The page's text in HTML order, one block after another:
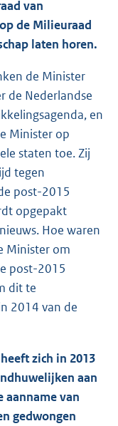
van
de Milieuraad
laten horen.
de Minister
de Nederlandse
agenda, en
Minister op
staten toe. Zij
tegen
post-2015
opgepakt
Hoe waren
Minister om
post-2015
dit te
2014 van de
zich in 2013
aan
aanname van
gedwongen